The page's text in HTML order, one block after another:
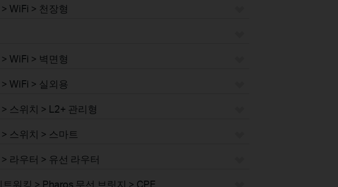
WiFi > 천장형
WiFi > 벽면형
WiFi > 실외용
스위치 > L2+ 관리형
스위치 > 스마트
라우터 > 유선 라우터
워킹 > Pharos 무선 브릿지 > CPE